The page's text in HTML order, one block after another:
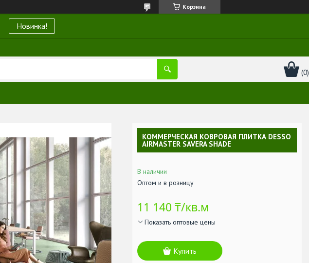
Корзина
Новинка!
КОММЕРЧЕСКАЯ КОВРОВАЯ ПЛИТКА DESSO
AIRMASTER SAVERA SHADE
В наличии
Оптом и в розницу
11 140 ₸/кв.м
Показать оптовые цены
Купить